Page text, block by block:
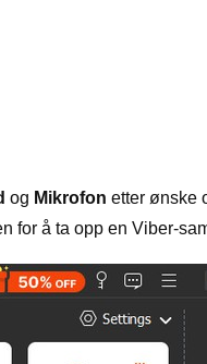
og Mikrofon etter ønske
for å ta opp en Viber-